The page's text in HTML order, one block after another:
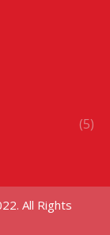
(5)
All Rights